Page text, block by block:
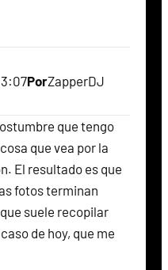
PorZapperDJ
que tengo
que vea por la
El resultado es que
fotos terminan
suele recopilar
de hoy, que me